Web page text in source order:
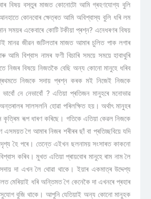
বিষয় বস্তুৰ মাজত কোনোটো আমি গ্ৰহণযোগ্য বুলি
কোনবোৰ ক্ষেত্ৰত আমি অবিশ্বাস্য বুলি ধৰি লম
সময়ৰ একেবাৰে কোটি টকীয়া প্ৰশ্ন? এনেধৰণৰ বিষয়
মানৱ জীৱন জটিলতাৰ মাজত আমাৰ চুলিত পাক লগাৰ
আমি বিশ্বাস নামৰ ফণী বিচাৰি সময়ে সময়ে হাবাথুৰি
নিজৰ বিষয়ে নিজতকৈ বেছি অন্য কোনো মানুহে ধৰিব
নিজকে সদায় প্ৰশ্ন কৰক মই নিজেই নিজকে
ভাবোঁ নে নেভাবোঁ ? এতিয়া প্ৰতিজন মানুহৰে মনোভাৱ
সালসলনি হোৱা পৰিলক্ষিত হয়। অৰ্থাৎ মানুহৰ
কৃত্ৰিম ৰূপ ধাৰণ কৰিছে। গতিকে এতিয়া কেৱল নিজকে
গৈ আমাৰ নিজৰ শৰীৰৰ ছাঁ বা প্ৰতিচ্ছবিয়ে যদি
হৈ পৰে। তেন্তে এইখন ছলনাময় সংসাৰত কাকনো
কৰিব। মুখত এতিয়া প্ৰায়বোৰ মানুহে ৰাম নাম লৈ
দা এখন লৈ থোৱা থাকে। ইয়াৰ একমাত্ৰ উদ্দেশ্য
মেৰিয়াই ধৰি অন্তিমত গৈ কেনেকৈ দা এখনৰে প্ৰহাৰ
সুযোগ বুজি থাকে। আপুনি যেতিয়াই অন্য কোনো মানুহক